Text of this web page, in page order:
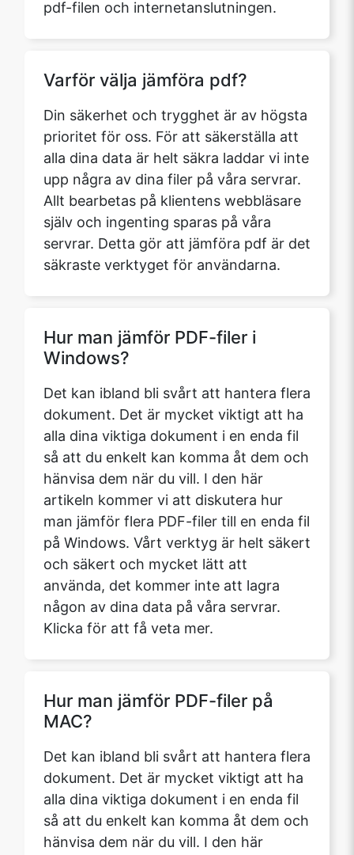
pdf-filen och internetanslutningen.
Varför välja jämföra pdf?
Din säkerhet och trygghet är av högsta
prioritet för oss. För att säkerställa att
alla dina data är helt säkra laddar vi inte
upp några av dina filer på våra servrar.
Allt bearbetas på klientens webbläsare
själv och ingenting sparas på våra
servrar. Detta gör att jämföra pdf är det
säkraste verktyget för användarna.
Hur man jämför PDF-filer i
Windows?
Det kan ibland bli svårt att hantera flera
dokument. Det är mycket viktigt att ha
alla dina viktiga dokument i en enda fil
så att du enkelt kan komma åt dem och
hänvisa dem när du vill. I den här
artikeln kommer vi att diskutera hur
man jämför flera PDF-filer till en enda fil
på Windows. Vårt verktyg är helt säkert
och säkert och mycket lätt att
använda, det kommer inte att lagra
någon av dina data på våra servrar.
Klicka för att få veta mer.
Hur man jämför PDF-filer på
MAC?
Det kan ibland bli svårt att hantera flera
dokument. Det är mycket viktigt att ha
alla dina viktiga dokument i en enda fil
så att du enkelt kan komma åt dem och
hänvisa dem när du vill. I den här